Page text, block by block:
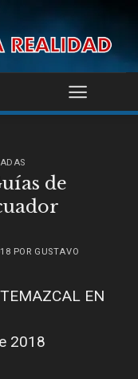
de
POR GUSTAVO
EN
2018